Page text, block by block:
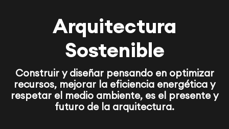
Arquitectura
Sostenible
Construir y diseñar pensando en optimizar
recursos, mejorar la eficiencia energética y
respetar el medio ambiente, es el presente y
futuro de la arquitectura.